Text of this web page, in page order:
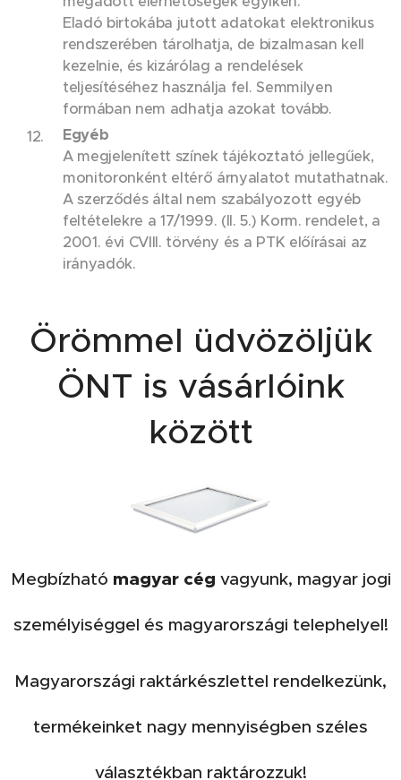
Eladó birtokába jutott adatokat elektronikus
rendszerében tárolhatja, de bizalmasan kell
kezelnie, és kizárólag a rendelések
teljesítéséhez használja fel. Semmilyen
formában nem adhatja azokat tovább.
Egyéb
A megjelenített színek tájékoztató jellegűek,
monitoronként eltérő árnyalatot mutathatnak.
A szerződés által nem szabályozott egyéb
feltételekre a 17/1999. (II. 5.) Korm. rendelet, a
2001. évi CVIII. törvény és a PTK előírásai az
irányadók.
Örömmel üdvözöljük
ÖNT is vásárlóink
között
Megbízható magyar cég vagyunk, magyar jogi
személyiséggel és magyarországi telephelyel!
Magyarországi raktárkészlettel rendelkezünk,
termékeinket nagy mennyiségben széles
választékban raktározzuk!